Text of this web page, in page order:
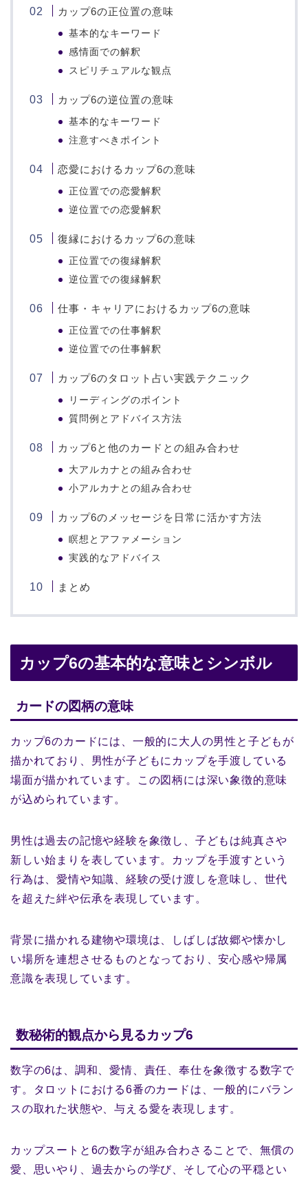
カップ6の正位置の意味
基本的なキーワード
感情面での解釈
スピリチュアルな観点
カップ6の逆位置の意味
基本的なキーワード
注意すべきポイント
恋愛におけるカップ6の意味
正位置での恋愛解釈
逆位置での恋愛解釈
復縁におけるカップ6の意味
正位置での復縁解釈
逆位置での復縁解釈
仕事・キャリアにおけるカップ6の意味
正位置での仕事解釈
逆位置での仕事解釈
カップ6のタロット占い実践テクニック
リーディングのポイント
質問例とアドバイス方法
カップ6と他のカードとの組み合わせ
大アルカナとの組み合わせ
小アルカナとの組み合わせ
カップ6のメッセージを日常に活かす方法
瞑想とアファメーション
実践的なアドバイス
まとめ
カップ6の基本的な意味とシンボル
カードの図柄の意味
カップ6のカードには、一般的に大人の男性と子どもが
描かれており、男性が子どもにカップを手渡している
場面が描かれています。この図柄には深い象徴的意味
が込められています。
男性は過去の記憶や経験を象徴し、子どもは純真さや
新しい始まりを表しています。カップを手渡すという
行為は、愛情や知識、経験の受け渡しを意味し、世代
を超えた絆や伝承を表現しています。
背景に描かれる建物や環境は、しばしば故郷や懐かし
い場所を連想させるものとなっており、安心感や帰属
意識を表現しています。
数秘術的観点から見るカップ6
数字の6は、調和、愛情、責任、奉仕を象徴する数字で
す。タロットにおける6番のカードは、一般的にバラン
スの取れた状態や、与える愛を表現します。
カップスートと6の数字が組み合わさることで、無償の
愛、思いやり、過去からの学び、そして心の平穏とい